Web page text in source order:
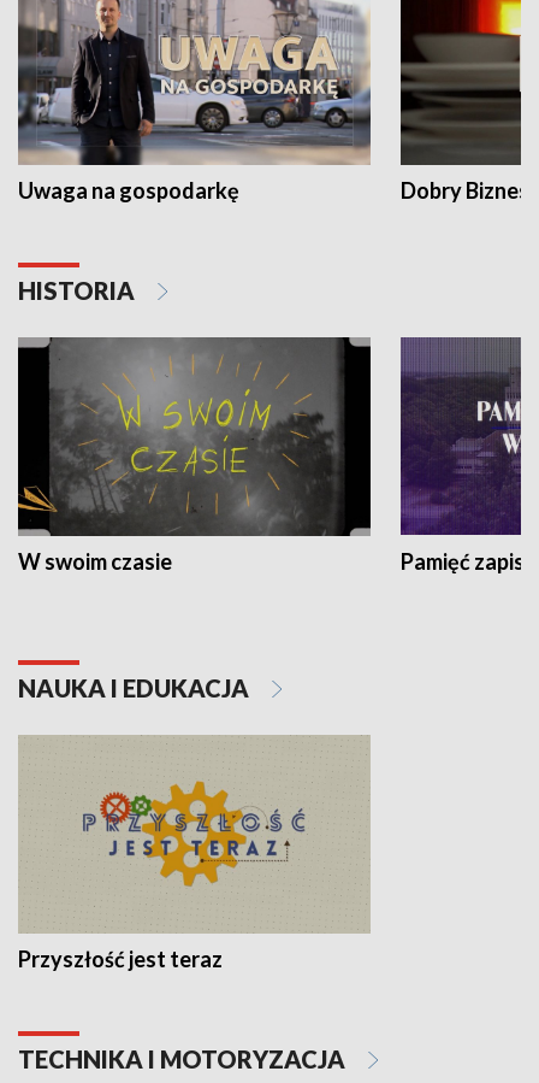
Uwaga na gospodarkę Dobry Biznes
HISTORIA
W swoim czasie Pamięć
NAUKA I EDUKACJA
Przyszłość jest teraz
TECHNIKA I MOTORYZACJA